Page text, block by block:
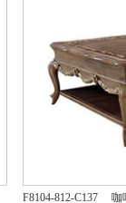
F8104-812-C137
咖